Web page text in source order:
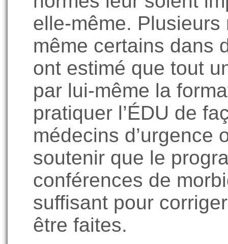
elle-même. Plusieurs
même certains dans
ont estimé que tout
par lui-même la
pratiquer l’ÉDU de
médecins d’urgence
soutenir que le
conférences de
suffisant pour
être faites.